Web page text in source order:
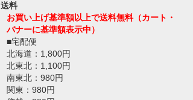
送料
お買い上げ基準額以上で送料無料（カート・
バナーに基準額表示中）
■宅配便
北海道：1,800円
北東北：1,100円
南東北：980円
関東：980円